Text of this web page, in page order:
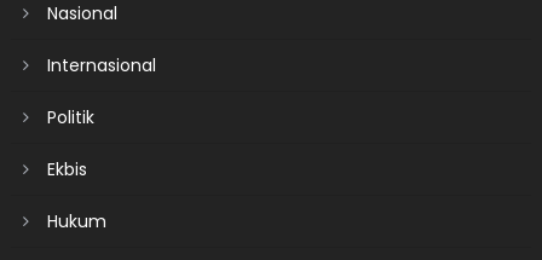
Nasional
Internasional
Politik
Ekbis
Hukum